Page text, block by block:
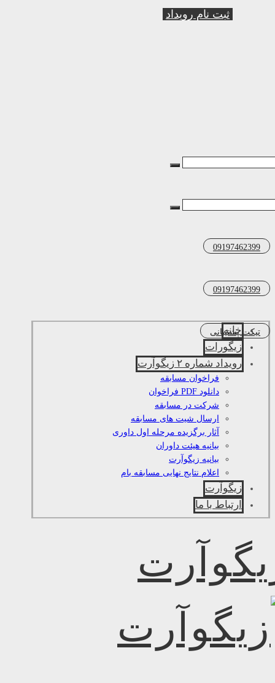
ثبت نام رویداد
09197462399
09197462399
تیکت پشتیبانی
خانه
زیگورات
رویداد شماره ۲ زیگوآرت
فراخوان مسابقه
دانلود PDF فراخوان
شرکت در مسابقه
ارسال شیت های مسابقه
آثار برگزیده مرحله اول داوری
بیانیه هیئت داوران
بیانیه زیگوآرت
اعلام نتایج نهایی مسابقه بام
زیگوآرت
ارتباط با ما